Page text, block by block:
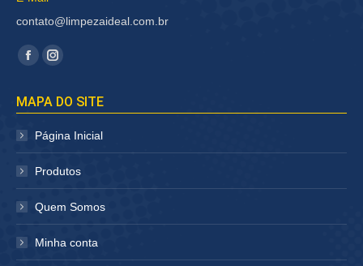
contato@limpezaideal.com.br
Encontre-nos em:
Facebook
abre
em
janela
Instagram
abre
janela
MAPA DO SITE
Página Inicial
Produtos
Quem Somos
Minha conta